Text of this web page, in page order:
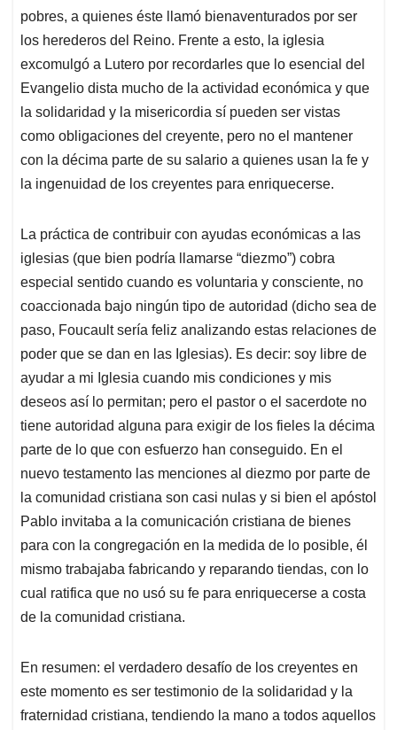
pobres, a quienes éste llamó bienaventurados por ser
los herederos del Reino. Frente a esto, la iglesia
excomulgó a Lutero por recordarles que lo esencial del
Evangelio dista mucho de la actividad económica y que
la solidaridad y la misericordia sí pueden ser vistas
como obligaciones del creyente, pero no el mantener
con la décima parte de su salario a quienes usan la fe y
la ingenuidad de los creyentes para enriquecerse.
La práctica de contribuir con ayudas económicas a las
iglesias (que bien podría llamarse “diezmo”) cobra
especial sentido cuando es voluntaria y consciente, no
coaccionada bajo ningún tipo de autoridad (dicho sea de
paso, Foucault sería feliz analizando estas relaciones de
poder que se dan en las Iglesias). Es decir: soy libre de
ayudar a mi Iglesia cuando mis condiciones y mis
deseos así lo permitan; pero el pastor o el sacerdote no
tiene autoridad alguna para exigir de los fieles la décima
parte de lo que con esfuerzo han conseguido. En el
nuevo testamento las menciones al diezmo por parte de
la comunidad cristiana son casi nulas y si bien el apóstol
Pablo invitaba a la comunicación cristiana de bienes
para con la congregación en la medida de lo posible, él
mismo trabajaba fabricando y reparando tiendas, con lo
cual ratifica que no usó su fe para enriquecerse a costa
de la comunidad cristiana.
En resumen: el verdadero desafío de los creyentes en
este momento es ser testimonio de la solidaridad y la
fraternidad cristiana, tendiendo la mano a todos aquellos